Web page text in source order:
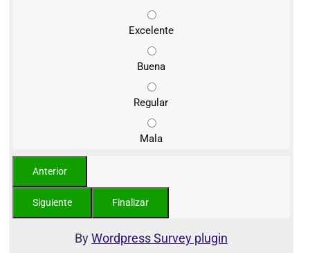
Excelente
Buena
Regular
Mala
ByWordpress Survey plugin